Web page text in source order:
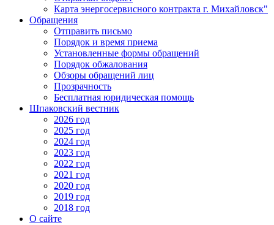
Карта энергосервисного контракта г. Михайловск"
Обращения
Отправить письмо
Порядок и время приема
Установленные формы обращений
Порядок обжалования
Обзоры обращений лиц
Прозрачность
Бесплатная юридическая помощь
Шпаковский вестник
2026 год
2025 год
2024 год
2023 год
2022 год
2021 год
2020 год
2019 год
2018 год
О сайте